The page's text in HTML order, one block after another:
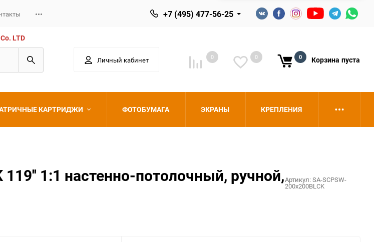
+7 (495) 477-56-25
LTD
Личный кабинет 0 0 0 Корзина пуста
КАРТРИДЖИ ФОТОБУМАГА ЭКРАНЫ КРЕПЛЕНИЯ
119'' 1:1 настенно-потолочный, ручной,Артикул:SA-SCPSW-
200x200BLCK